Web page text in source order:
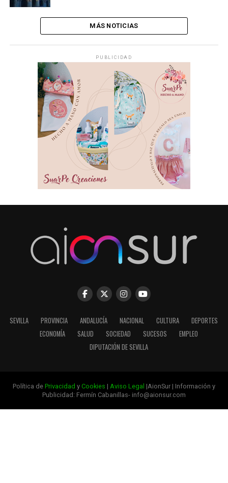
MÁS NOTICIAS
PUBLICIDAD
SEVILLA PROVINCIA ANDALUCÍA NACIONAL CULTURA
DEPORTES
ECONOMÍA
SALUD SOCIEDAD SUCESOS
EMPLEO
DIPUTACIÓN DE SEVILLA
Política de Privacidad y Cookies | Aviso Legal |AionSur | Información y
Publicidad: Fermín Cabanillas- info@aionsur.com